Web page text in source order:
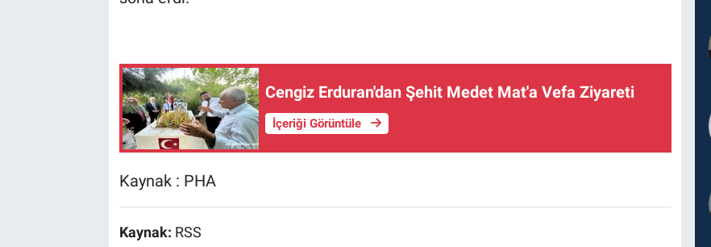
Cengiz Erduran'dan Şehit Medet Mat'a Vefa Ziyareti
İçeriği Görüntüle
Kaynak : PHA
Kaynak: RSS